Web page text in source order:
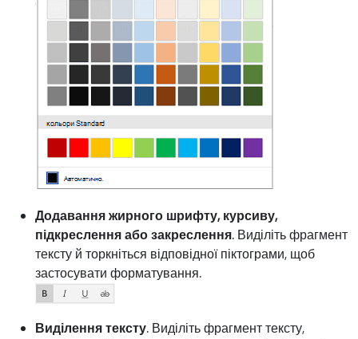
Додавання жирного шрифту, курсиву,
підкреслення або закреслення. Виділіть фрагмент
тексту й торкніться відповідної піктограми, щоб
застосувати форматування.
Виділення тексту. Виділіть фрагмент тексту,